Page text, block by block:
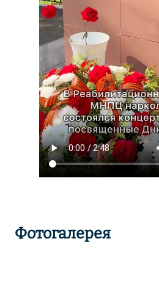
Фотогалерея